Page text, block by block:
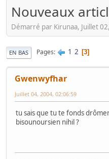
Nouveaux
Démarré par Kirunaa, Juillet
EN BAS Pages 1 2 3
Gwenwyfhar
Juillet 04, 2004, 02:06:59
tu sais que tu te fonds
bisounoursien nihil ?